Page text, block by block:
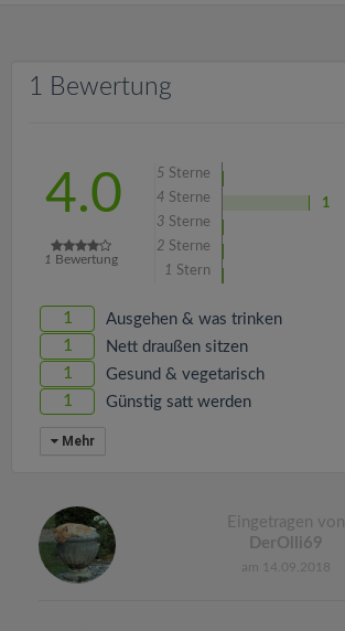
1 Bewertung
4.0
1 Bewertung
5 Sterne
4 Sterne
1
3 Sterne
2 Sterne
1 Stern
1 Ausgehen & was trinken
1 Nett draußen sitzen
1 Gesund & vegetarisch
1 Günstig satt werden
Mehr
Eingetragen von
DerOlli69
am 14.09.2018